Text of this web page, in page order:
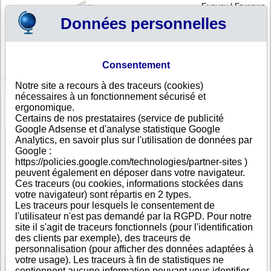
English|Français
Votre panier est vide
Antigua et Barbuda >Toutes villes >St John\'s
Flowers Ltd, St John\'s
FICHE ENTREPRISE
Dénomination Flowers Ltd
Adresse
11 Old Parham Road
Ville
St John\'s ($$$ )
Pays
Antigua et Barbuda
Type
d'adresse
Adresse unique
DUNS®
Number
81-------
Cette entreprise fait partie d'un groupe de sociétés.
Nombre de sociétés dans ce groupe : 7
Données personnelles
Consentement
Notre site a recours à des traceurs (cookies)
nécessaires à un fonctionnement sécurisé et
ergonomique.
Certains de nos prestataires (service de publicité
Google Adsense et d'analyse statistique Google
Analytics, en savoir plus sur l'utilisation de données par
Google :
https://policies.google.com/technologies/partner-sites )
peuvent également en déposer dans votre navigateur.
Ces traceurs (ou cookies, informations stockées dans
votre navigateur) sont répartis en 2 types.
Les traceurs pour lesquels le consentement de
l'utilisateur n'est pas demandé par la RGPD. Pour notre
site il s'agit de traceurs fonctionnels (pour l'identification
des clients par exemple), des traceurs de
personnalisation (pour afficher des données adaptées à
votre usage). Les traceurs à fin de statistiques ne